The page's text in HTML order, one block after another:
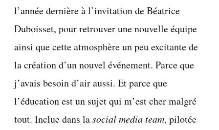
l’année dernière à l’invitation de Béatrice
Duboisset, pour retrouver une nouvelle équipe
ainsi que cette atmosphère un peu excitante de
la création d’un nouvel événement. Parce que
j’avais besoin d’air aussi. Et parce que
l’éducation est un sujet qui m’est cher malgré
tout. Inclue dans lasocial media team, pilotée